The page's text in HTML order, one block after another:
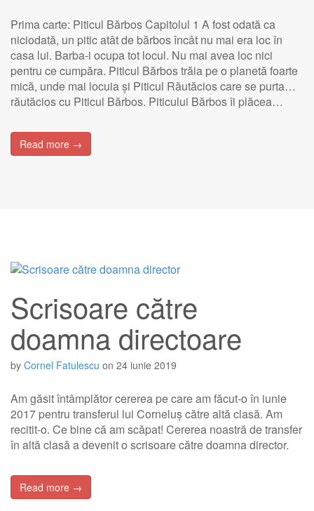
Prima carte: Piticul Bărbos Capitolul 1 A fost odată ca
niciodată, un pitic atât de bărbos încât nu mai era loc în
casa lui. Barba-i ocupa tot locul. Nu mai avea loc nici
pentru ce cumpăra. Piticul Bărbos trăia pe o planetă foarte
mică, unde mai locuia și Piticul Răutăcios care se purta…
răutăcios cu Piticul Bărbos. Piticului Bărbos îi plăcea…
Read more →
Scrisoare către
doamna directoare
by Cornel Fatulescu on 24 iunie 2019
Am găsit întâmplător cererea pe care am făcut-o în iunie
2017 pentru transferul lui Corneluș către altă clasă. Am
recitit-o. Ce bine că am scăpat! Cererea noastră de transfer
în altă clasă a devenit o scrisoare către doamna director.
Read more →